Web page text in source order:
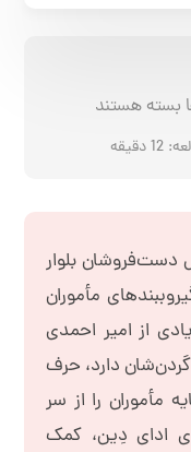
برای
فروش
دست‌فروشان
بسته هستند
12دقیقه
بلوار
مأموران
از امیر احمدی
گردن‌شان دارد، حرف
مأموران را از سر
ادای دِین، کمک